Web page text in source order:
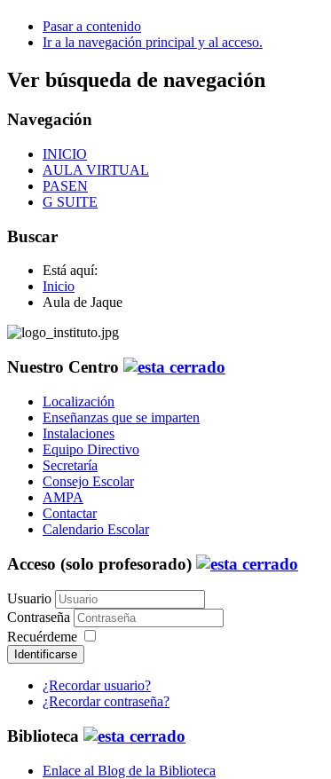
Pasar a contenido
Ir a la navegación principal y al acceso.
Ver búsqueda de navegación
Navegación
INICIO
AULA VIRTUAL
PASEN
G SUITE
Buscar
Está aquí:
Inicio
Aula de Jaque
Nuestro Centro
Localización
Enseñanzas que se imparten
Instalaciones
Equipo Directivo
Secretaría
Consejo Escolar
AMPA
Contactar
Calendario Escolar
Acceso (solo profesorado)
Usuario
Contraseña
Recuérdeme
Identificarse
¿Recordar usuario?
¿Recordar contraseña?
Biblioteca
Enlace al Blog de la Biblioteca